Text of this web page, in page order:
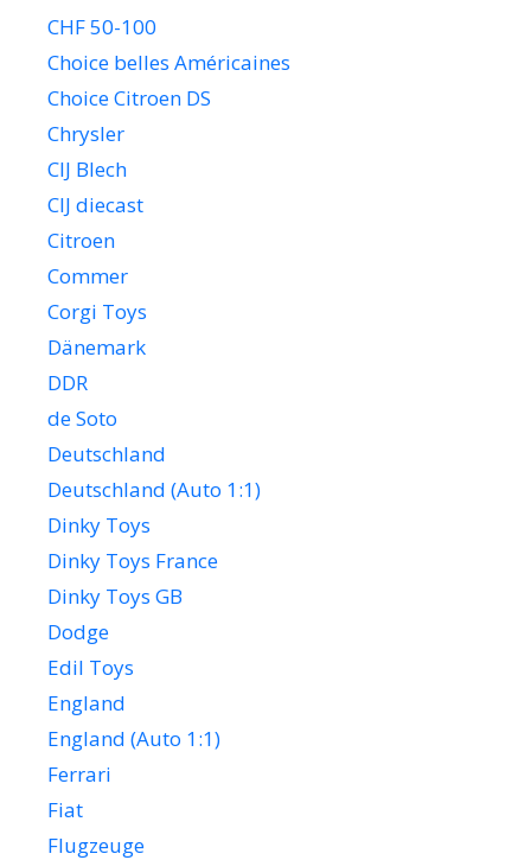
CHF 50-100
Choice belles Américaines
Choice Citroen DS
Chrysler
CIJ Blech
CIJ diecast
Citroen
Commer
Corgi Toys
Dänemark
DDR
de Soto
Deutschland
Deutschland (Auto 1:1)
Dinky Toys
Dinky Toys France
Dinky Toys GB
Dodge
Edil Toys
England
England (Auto 1:1)
Ferrari
Fiat
Flugzeuge